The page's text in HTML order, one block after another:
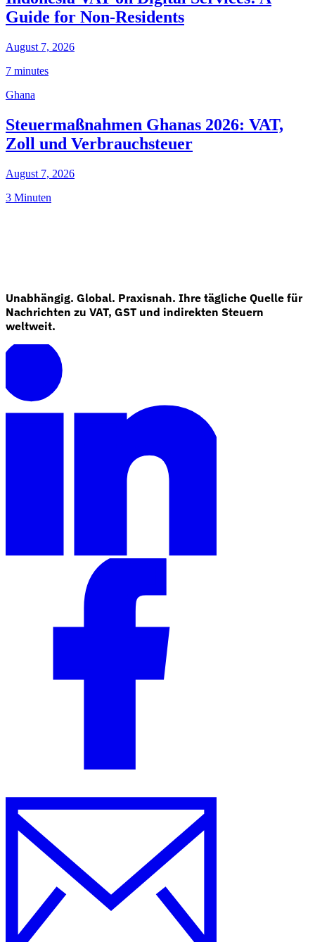
Guide for Non-Residents
August 7, 2026
7 minutes
Ghana
Steuermaßnahmen Ghanas 2026: VAT,
Zoll und Verbrauchsteuer
August 7, 2026
3 Minuten
Unabhängig. Global. Praxisnah. Ihre tägliche Quelle für
Nachrichten zu VAT, GST und indirekten Steuern
weltweit.